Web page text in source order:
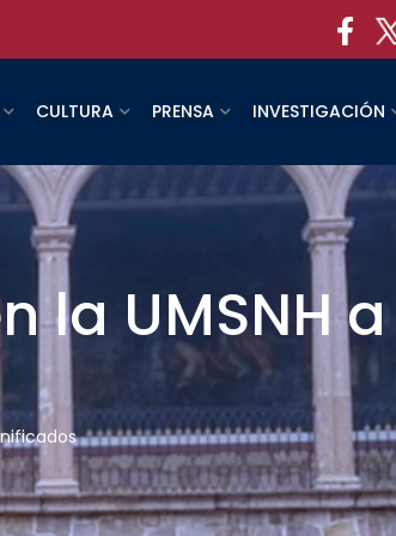
CULTURA PRENSA INVESTIGACIÓN
la UMSNH a